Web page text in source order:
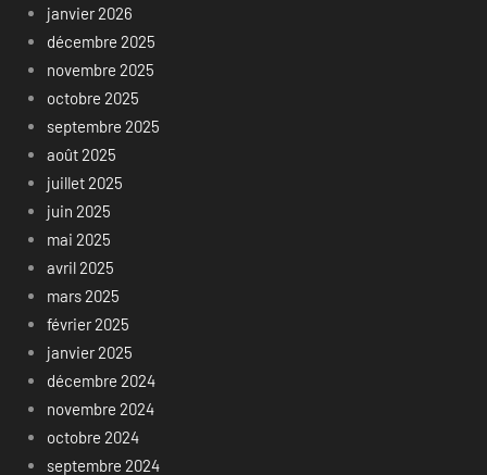
janvier 2026
décembre 2025
novembre 2025
octobre 2025
septembre 2025
août 2025
juillet 2025
juin 2025
mai 2025
avril 2025
mars 2025
février 2025
janvier 2025
décembre 2024
novembre 2024
octobre 2024
septembre 2024